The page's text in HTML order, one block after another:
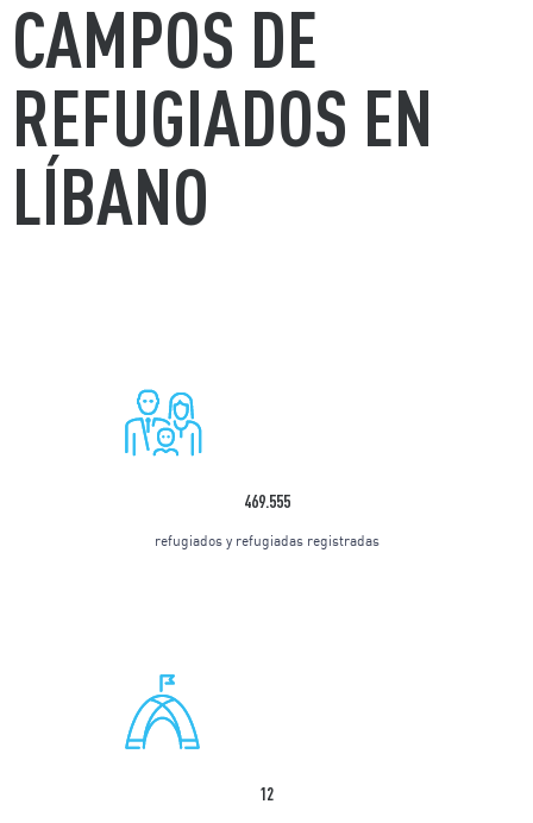
CAMPOS DE
REFUGIADOS EN
LÍBANO
469.555
refugiados y refugiadas registradas
12